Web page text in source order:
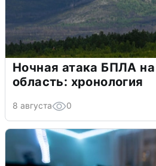
Ночная атака БПЛА
область: хронология
8 августа 0